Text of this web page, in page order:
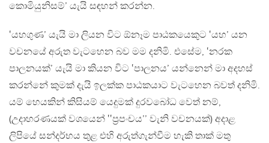
කොමියුනිසම්’ යැයි සඳහන් කරන්න.
‛යහගුණ’ යැයි මා ලියන විට ඕනෑම පාඨකයෙකුට ‛යහ’ යන
වචනයේ අරුත වැටහෙන බව මම දනිමි. එසේම, ‛නරක
පාලනයක්’ යැයි මා කියන විට ‛පාලනය’ යන්නෙන් මා අදහස්
කරන්නේ කුමක් දැයි ඉලක්ක පාඨකයාට වැටහෙන බවත් දනිමි.
යම් හෙයකින් කිසියම් යෙදුමක් දුරවබෝධ වෙත් නම්,
(උදාහරණයක් වශයෙන් ‛‛ප්‍රපංචය’’ වැනි වචනයක්) අදාළ
ලිපියේ සන්දර්භය තුළ එහි අරුත්ගැන්වීම හැකි තාක් මතු